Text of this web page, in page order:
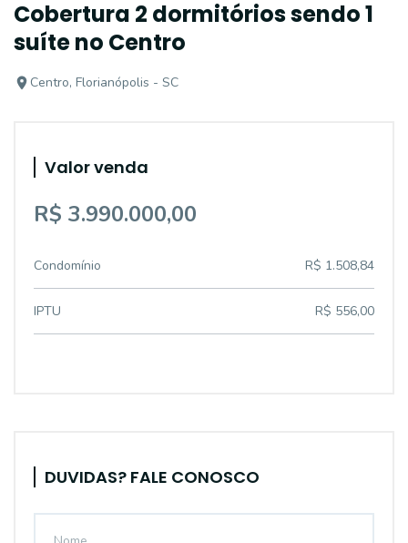
Cobertura 2 dormitórios sendo 1
suíte no Centro
Centro, Florianópolis - SC
Valor venda
R$ 3.990.000,00
Condomínio R$ 1.508,84
IPTU R$ 556,00
DUVIDAS? FALE CONOSCO